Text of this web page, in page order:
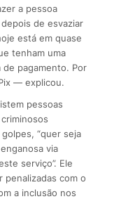
a pessoa
de esvaziar
está em quase
tenham uma
de pagamento. Por
— explicou.
pessoas
“quer seja
via
serviço”. Ele
penalizadas com o
a inclusão nos